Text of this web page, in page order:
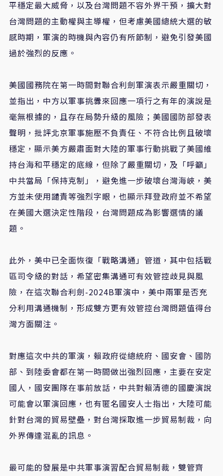
平穩定最大威脅，以及台灣問題不容外界干預，擴大對
台灣問題的主動權與主導權，但考慮美國總統大選的敏
感時期，軍演的時機與內容仍有所節制，避免引發美國
過於強烈的反應。
美國國務院在第一時間對聯合利劍軍演表示嚴重關切，
並指出，中方以軍事挑釁來回應一項行之有年的演說是
毫無根據的，且存在局勢升級的風險；美國國防部發表
聲明，批評北京軍事施壓不負責任、不符合比例且破壞
穩定，顯示美方嚴肅面對大陸的軍事行動挑戰了美國維
持台海和平穩定的底線，但除了嚴重關切，及「呼籲」
中共當局「保持克制」，避免進一步破壞台灣海峽，美
方並未使用譴責等強烈字眼，也顯示拜登政府並不希望
在美國大選決定性階段，台灣問題成為影響選情的議
題。
此外，美中已全面恢復「戰略溝通」管道，其中包括戰
區司令級的對話，希望密集溝通可有效管控歧見與風
險，在這次聯合利劍-2024B軍演中，美中兩軍是否充
分利用溝通機制，形成雙方更有效管控台灣問題值得台
灣方面關注。
對應這次中共的軍演，賴政府從總統府、國安會、國防
部、到陸委會都在第一時間做出強烈回應，主要在安定
國人，國安團隊在事前放話，中共對賴清德的國慶演說
可能會以軍演回應，也有匿名國安人士指出，大陸可能
針對台灣的貿易壁壘，對台灣採取進一步貿易制裁，向
外界傳達混亂的訊息。
最可能的發展是中共軍事演習配合貿易制裁，雙管齊